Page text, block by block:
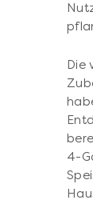
Die
4-